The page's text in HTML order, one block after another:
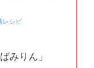
レシピ
みりん」